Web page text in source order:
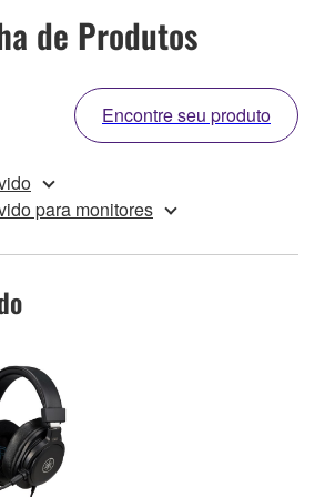
de Produtos
Encontre seu produto
para monitores